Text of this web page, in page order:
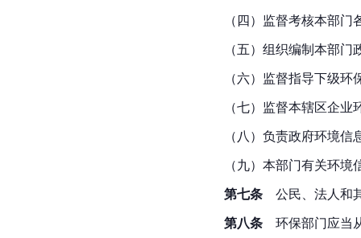
（四）监督考核本部
（五）组织编制本部
（六）监督指导下级
（七）监督本辖区企
（八）负责政府环境
（九）本部门有关环
第七条 公民、法人和
第八条 环保部门应当